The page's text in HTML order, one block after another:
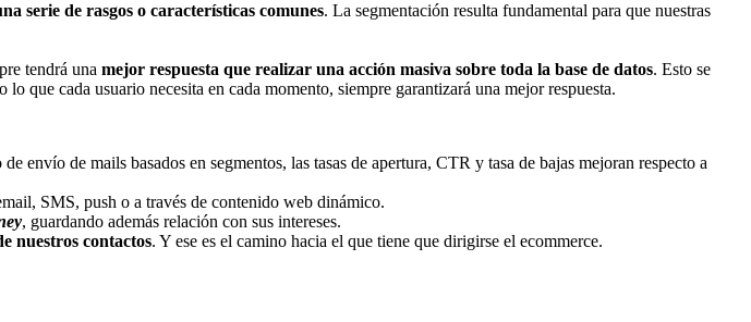
serie de rasgos o características comunes. La segmentación resulta fundamental para que nuestras
tendrá una mejor respuesta que realizar una acción masiva sobre toda la base de datos. Esto se
que cada usuario necesita en cada momento, siempre garantizará una mejor respuesta.
envío de mails basados en segmentos, las tasas de apertura, CTR y tasa de bajas mejoran respecto a
SMS, push o a través de contenido web dinámico.
, guardando además relación con sus intereses.
nuestros contactos. Y ese es el camino hacia el que tiene que dirigirse el ecommerce.